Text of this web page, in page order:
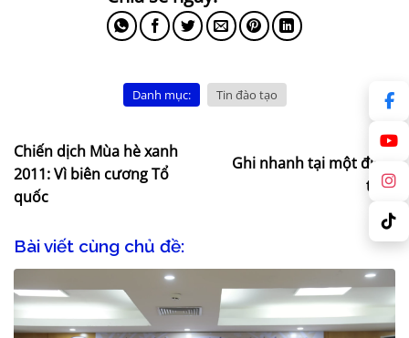
Danh mục: Tin đào tạo
Chiến dịch Mùa hè xanh
2011: Vì biên cương Tổ
quốc
Ghi nhanh tại một điểm
thi…
Bài viết cùng chủ đề: